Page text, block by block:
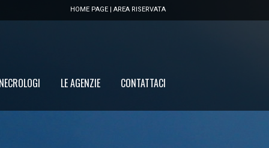
HOME PAGE | AREA RISERVATA
CONTATTACI
LE AGENZIE